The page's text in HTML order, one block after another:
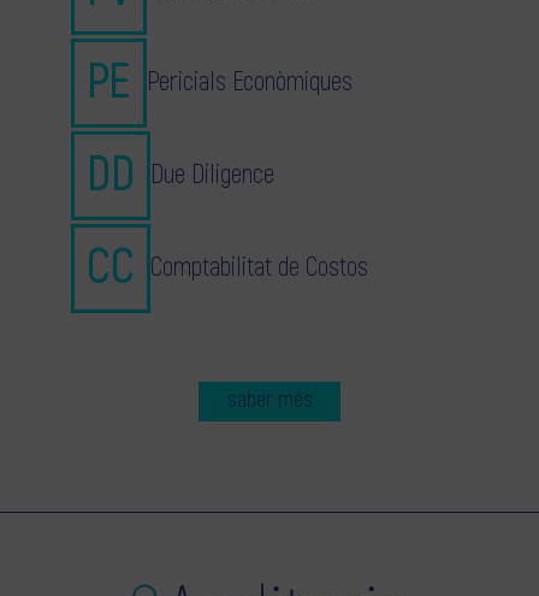
Pericials Econòmiques
Due Diligence
Comptabilitat de Costos
saber més